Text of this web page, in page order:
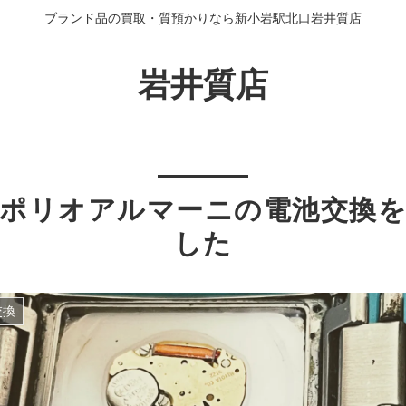
ブランド品の買取・質預かりなら新小岩駅北口岩井質店
岩井質店
リオアルマーニの電池交換
した